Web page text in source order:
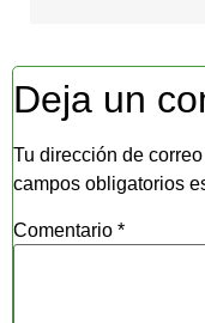
Deja un
Tu dirección de
campos obligatorios
Comentario *